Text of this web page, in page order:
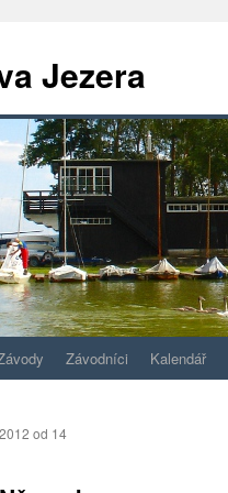
Jezera
Závodníci Kalendář
od 14